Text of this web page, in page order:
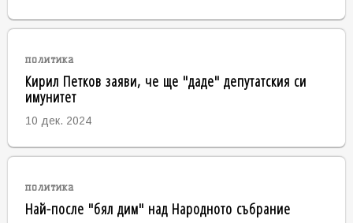
политика
Кирил Петков заяви, че ще "даде" депутатския си
имунитет
10 дек. 2024
политика
Най-после "бял дим" над Народното събрание